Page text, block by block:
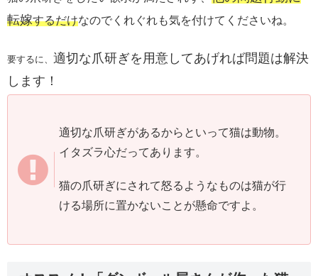
転嫁するだけなのでくれぐれも気を付けてくださいね。
要するに、 適切な爪研ぎを用意してあげれば問題は解決
します！
適切な爪研ぎがあるからといって猫は動物。
イタズラ心だってあります。
猫の爪研ぎにされて怒るようなものは猫が行
ける場所に置かないことが懸命ですよ。